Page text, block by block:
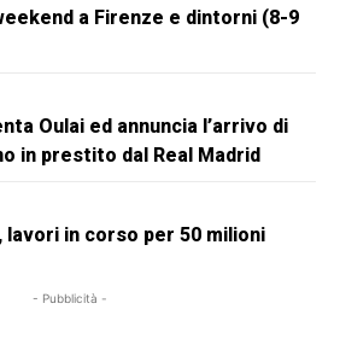
a Firenze e dintorni (8-9
Oulai ed annuncia l’arrivo di
in prestito dal Real Madrid
lavori in corso per 50 milioni
- Pubblicità -